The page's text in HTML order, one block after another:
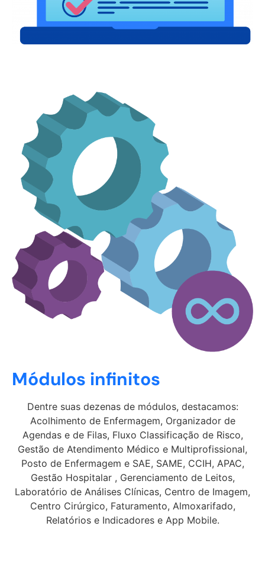
Módulos infinitos
Dentre suas dezenas de módulos, destacamos:
Acolhimento de Enfermagem, Organizador de
Agendas e de Filas, Fluxo Classificação de Risco,
Gestão de Atendimento Médico e Multiprofissional,
Posto de Enfermagem e SAE, SAME, CCIH, APAC,
Gestão Hospitalar , Gerenciamento de Leitos,
Laboratório de Análises Clínicas, Centro de Imagem,
Centro Cirúrgico, Faturamento, Almoxarifado,
Relatórios e Indicadores e App Mobile.